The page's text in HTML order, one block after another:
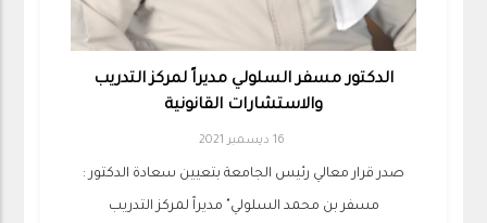
الدكتور مسفر السلولي مديراً لمركز التدريب
والاستشارات القانونية
16 ديسمبر 2021
صدر قرار معالي رئيس الجامعة بتعيين سعادة الدكتور :
مسفر بن محمد السلولي" مديراً لمركز التدريب